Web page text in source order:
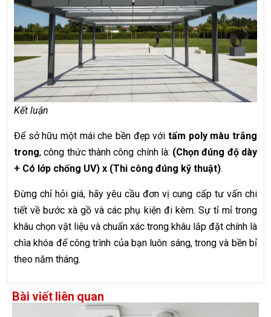
Kết luận
Để sở hữu một mái che bền đẹp với tấm poly màu trắng
trong, công thức thành công chính là: (Chọn đúng độ dày
+ Có lớp chống UV) x (Thi công đúng kỹ thuật).
Đừng chỉ hỏi giá, hãy yêu cầu đơn vị cung cấp tư vấn chi
tiết về bước xà gồ và các phụ kiện đi kèm. Sự tỉ mỉ trong
khâu chọn vật liệu và chuẩn xác trong khâu lắp đặt chính là
chìa khóa để công trình của bạn luôn sáng, trong và bền bỉ
theo năm tháng.
Bài viết liên quan